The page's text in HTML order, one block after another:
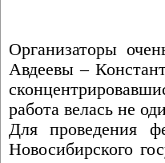
Организаторы
Авдеевы –
работа велась не
Для проведения
Новосибирского